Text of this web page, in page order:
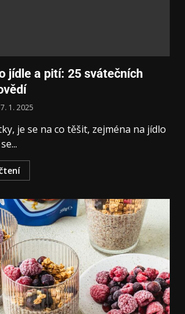
jídle a pití: 25 svátečních
7. 1. 2025
je se na co těšit, zejména na jídlo